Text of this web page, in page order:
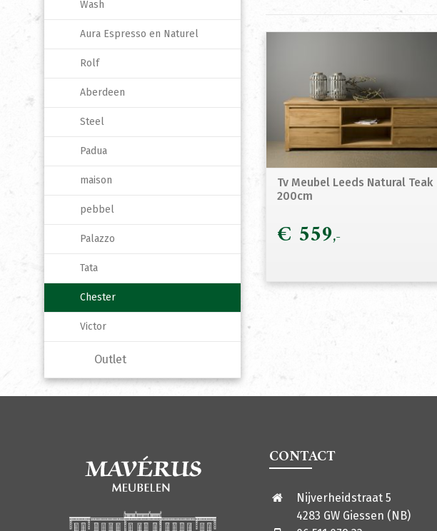
Tv Meubel Leeds Natural Teak
200cm
€ 559
Wash
Aura Espresso en Naturel
Rolf
Aberdeen
Steel
Padua
maison
pebbel
Palazzo
Tata
Chester
Victor
Outlet
CONTACT
Nijverheidstraat 5
4283 GW Giessen (NB)